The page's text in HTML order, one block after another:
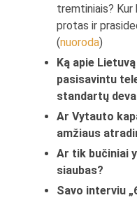
tremtiniais? Kur
protas ir
(nuoroda)
Ką apie
pasisavintu
standartų
Ar Vytauto
amžiaus
Ar tik bučiniai
siaubas?
Savo interviu